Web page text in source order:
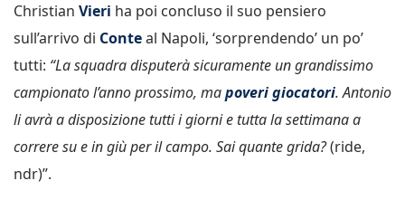
Christian Vieri ha poi concluso il suo pensiero
sull’arrivo di Conteal Napoli, ‘sorprendendo’ un po’
tutti: “La squadra disputerà sicuramente un grandissimo
campionato l’anno prossimo, mapoveri giocatori. Antonio
li avrà a disposizione tutti i giorni e tutta la settimana a
correre su e in giù per il campo. Sai quante grida?(ride,
ndr)”.